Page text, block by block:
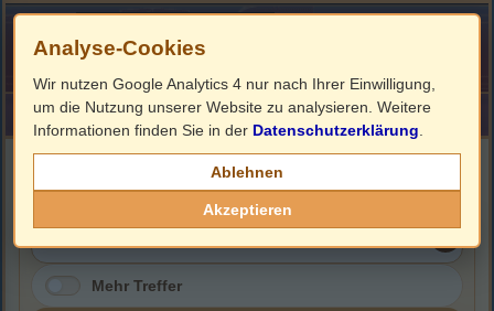
HOME ImpressumLinks
Mehr Treffer
Analyse-Cookies
Wir nutzen Google Analytics 4 nur nach Ihrer Einwilligung,
um die Nutzung unserer Website zu analysieren. Weitere
Informationen finden Sie in der Datenschutzerklärung
Ablehnen
Akzeptieren